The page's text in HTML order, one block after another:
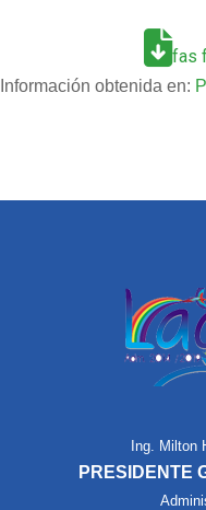
fas
Información obtenida en:
Ing. Milton
PRESIDENTE